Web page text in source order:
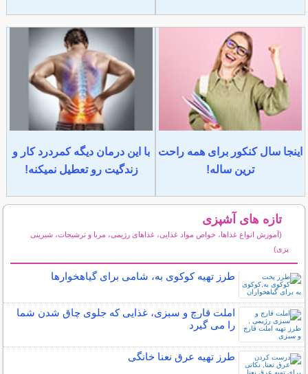
اینجا سال کنکور برای همه راحت
ترین ساله!
با این درمان دیگه کمردرد کار و
زندگیت رو تعطیل نمیکنه!
تازه های آشپزی
(آموزش انواع غذاها، خواص مواد غذایی، غذاهای رژیمی، مربا و ترشیجات، شیرینی
پزی)
طرز تهیه کوکوی به، شامی برای گیاهخوارها
املت قارچ و سبزی، غذایی که جلوی چاق شدن شما
را می گیرد
طرز تهیه عرق نعنا خانگی